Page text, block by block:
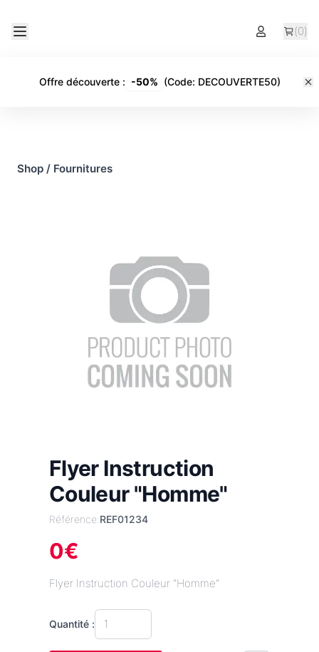
(0)
Offre découverte: -50% (Code: DECOUVERTE50)
Shop / Fournitures
Flyer Instruction
Couleur "Homme"
Référence:REF01234
0€
Flyer Instruction Couleur "Homme"
Quantité :